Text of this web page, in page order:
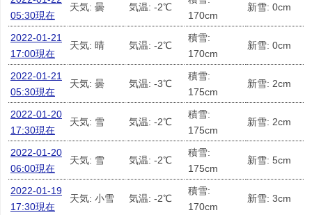
05:30現在
天気: 曇 気温: -2℃
170cm
新雪: 0cm
2022-01-21
17:00現在
天気: 晴 気温: -2℃
積雪:
170cm
新雪: 0cm
2022-01-21
05:30現在
天気: 曇 気温: -3℃
積雪:
175cm
新雪: 2cm
2022-01-20
17:30現在
天気: 雪 気温: -2℃
積雪:
175cm
新雪: 2cm
2022-01-20
06:00現在
天気: 雪 気温: -2℃
積雪:
175cm
新雪: 5cm
2022-01-19
17:30現在
天気: 小雪 気温: -2℃
積雪:
170cm
新雪: 3cm